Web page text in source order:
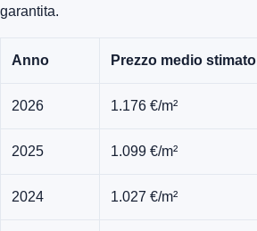
garantita.
Anno Prezzo medio stimato
2026 1.176 €/m²
2025 1.099 €/m²
2024 1.027 €/m²